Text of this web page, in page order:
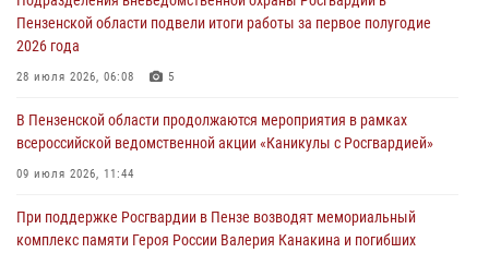
05 августа 2026, 06:15
В Пензе сотрудники Росгвардии оказали помощь
дезориентированному пенсионеру
В Пензе при силовой поддержке Росгвардии пресечена
деятельность ОПГ, маскировавшейся под реабилитационный центр
04 августа 2026, 07:05 4
Пензенской области подвели итоги работы за первое полугодие
2026 года
28 июля 2026, 06:08 5
В Пензенской области продолжаются мероприятия в рамках
всероссийской ведомственной акции «Каникулы с Росгвардией»
09 июля 2026, 11:44
При поддержке Росгвардии в Пензе возводят мемориальный
комплекс памяти Героя России Валерия Канакина и погибших